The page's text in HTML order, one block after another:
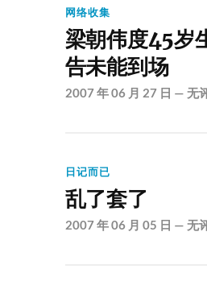
网络收集
梁朝伟度45岁
告未能到场
2007 年 06 月 27 日 — 无
日记而已
乱了套了
2007 年 06 月 05 日 — 无